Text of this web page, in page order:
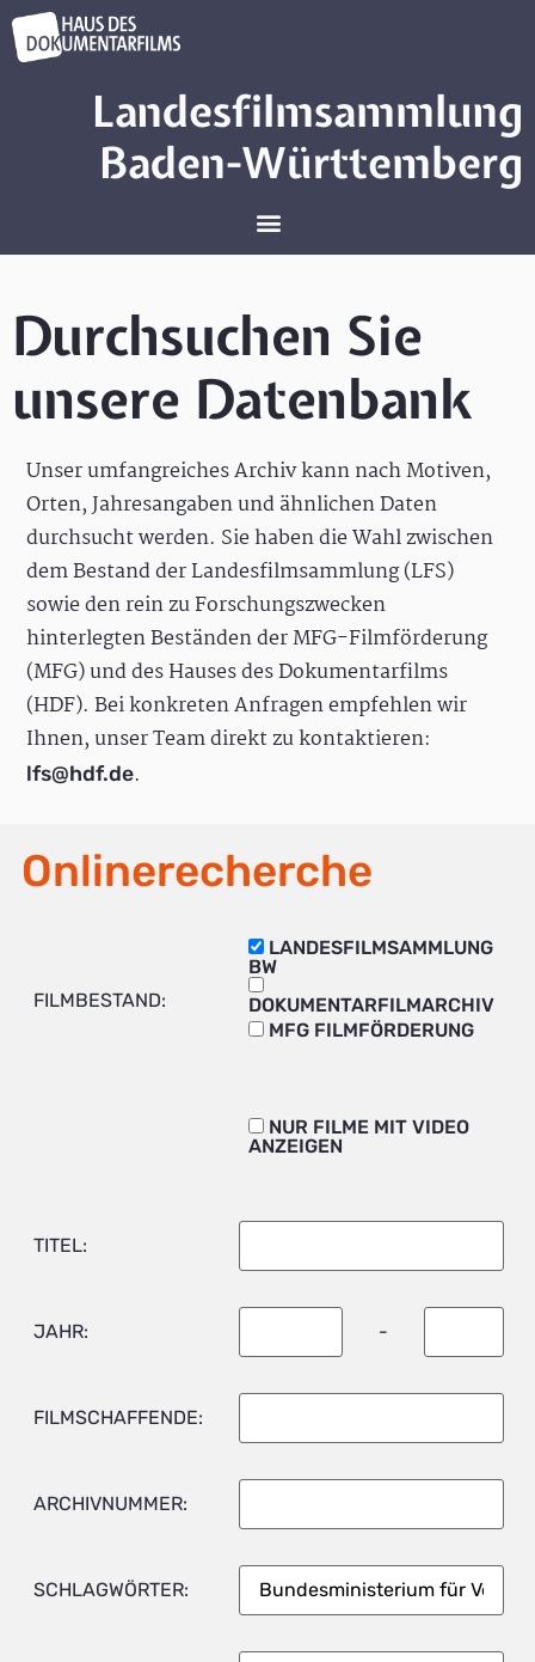
Landesfilmsammlung
Baden-Württemberg
Durchsuchen Sie
unsere Datenbank
Unser umfangreiches Archiv kann nach Motiven,
Orten, Jahresangaben und ähnlichen Daten
durchsucht werden. Sie haben die Wahl zwischen
dem Bestand der Landesfilmsammlung (LFS)
sowie den rein zu Forschungszwecken
hinterlegten Beständen der MFG-Filmförderung
(MFG) und des Hauses des Dokumentarfilms
(HDF). Bei konkreten Anfragen empfehlen wir
Ihnen, unser Team direkt zu kontaktieren:
lfs@hdf.de.
Onlinerecherche
FILMBESTAND:
LANDESFILMSAMMLUNG
BW
DOKUMENTARFILMARCHIV
MFG FILMFÖRDERUNG
NUR FILME MIT VIDEO
ANZEIGEN
TITEL:
JAHR: -
FILMSCHAFFENDE:
ARCHIVNUMMER:
SCHLAGWÖRTER: